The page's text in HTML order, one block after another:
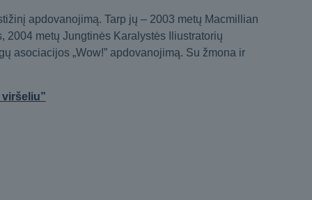
apdovanojimą. Tarp jų – 2003 metų Macmillian
2004 metų Jungtinės Karalystės Iliustratorių
asociacijos „Wow!” apdovanojimą. Su žmona ir